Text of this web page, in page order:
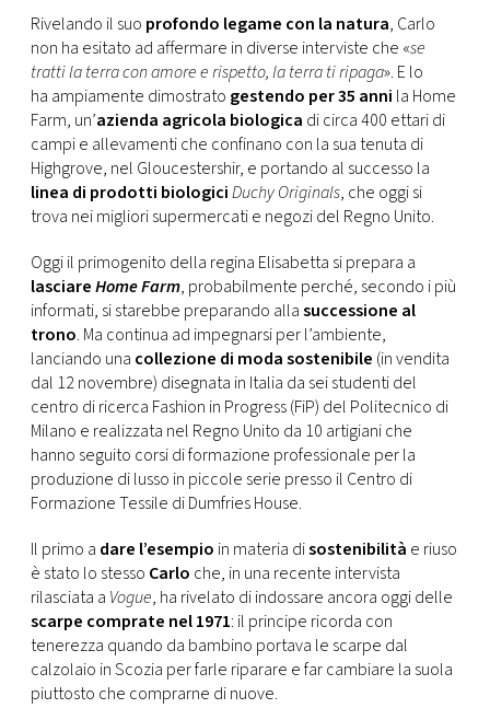
Rivelando il suo profondo legame con la natura, Carlo
non ha esitato ad affermare in diverse interviste che «se
tratti la terra con amore e rispetto, la terra ti ripaga». E lo
ha ampiamente dimostrato gestendo per 35 anni la Home
Farm, un’azienda agricola biologica di circa 400 ettari di
campi e allevamenti che confinano con la sua tenuta di
Highgrove, nel Gloucestershir, e portando al successo la
linea di prodotti biologiciDuchy Originals, che oggi si
trova nei migliori supermercati e negozi del Regno Unito.
Oggi il primogenito della regina Elisabetta si prepara a
lasciareHome Farm, probabilmente perché, secondo i più
informati, si starebbe preparando allasuccessione al
trono. Ma continua ad impegnarsi per l’ambiente,
lanciando una collezione di moda sostenibile (in vendita
dal 12 novembre) disegnata in Italia da sei studenti del
centro di ricerca Fashion in Progress (FiP) del Politecnico di
Milano e realizzata nel Regno Unito da 10 artigiani che
hanno seguito corsi di formazione professionale per la
produzione di lusso in piccole serie presso il Centro di
Formazione Tessile di Dumfries House.
Il primo a dare l’esempio in materia disostenibilità e riuso
è stato lo stesso Carlo che, in una recente intervista
rilasciata a Vogue, ha rivelato di indossare ancora oggi delle
scarpe comprate nel 1971: il principe ricorda con
tenerezza quando da bambino portava le scarpe dal
calzolaio in Scozia per farle riparare e far cambiare la suola
piuttosto che comprarne di nuove.